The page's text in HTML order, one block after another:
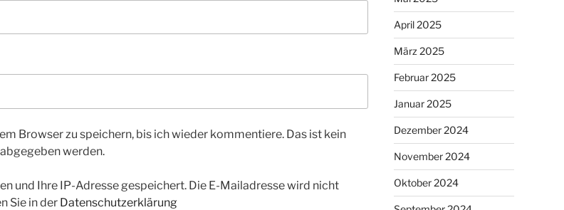
Browser zu speichern, bis ich wieder kommentiere. Das ist kein
werden.
und Ihre IP-Adresse gespeichert. Die E-Mailadresse wird nicht
Sie in der Datenschutzerklärung
April 2025
März 2025
Februar 2025
Januar 2025
Dezember 2024
November 2024
Oktober 2024